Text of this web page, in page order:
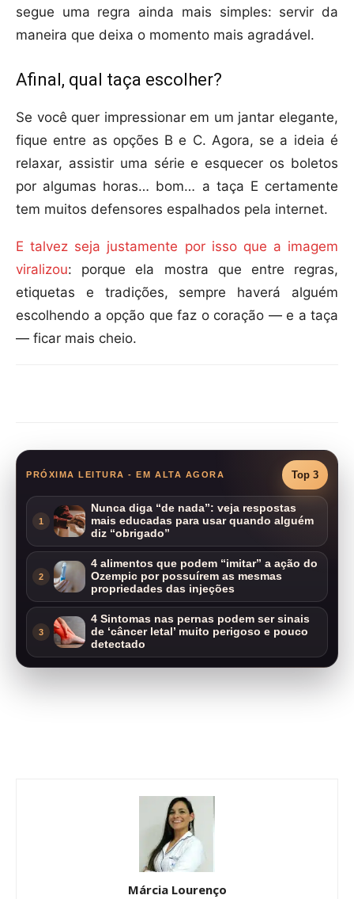
segue uma regra ainda mais simples: servir da
maneira que deixa o momento mais agradável.
Afinal, qual taça escolher?
Se você quer impressionar em um jantar elegante,
fique entre as opções B e C. Agora, se a ideia é
relaxar, assistir uma série e esquecer os boletos
por algumas horas… bom… a taça E certamente
tem muitos defensores espalhados pela internet.
E talvez seja justamente por isso que a imagem
viralizou: porque ela mostra que entre regras,
etiquetas e tradições, sempre haverá alguém
escolhendo a opção que faz o coração — e a taça
— ficar mais cheio.
PRÓXIMA LEITURA - EM ALTA AGORA Top 3
1
Nunca diga “de nada”: veja respostas
mais educadas para usar quando alguém
diz “obrigado”
2
4 alimentos que podem “imitar” a ação do
Ozempic por possuírem as mesmas
propriedades das injeções
3
4 Sintomas nas pernas podem ser sinais
de ‘câncer letal’ muito perigoso e pouco
detectado
Márcia Lourenço